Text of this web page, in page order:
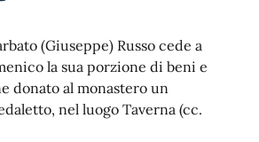
(Giuseppe) Russo cede a
la sua porzione di beni e
donato al monastero un
nel luogo Taverna (cc.